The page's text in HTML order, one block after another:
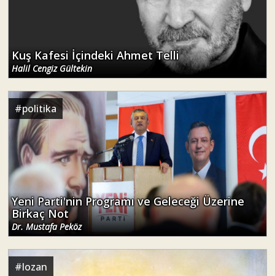
Kuş Kafesi İçindeki Ahmet Telli
Halil Cengiz Gültekin
#politika
Yeni Parti'nin Programı ve Geleceği Üzerine
Birkaç Not
Dr. Mustafa Peköz
#lozan